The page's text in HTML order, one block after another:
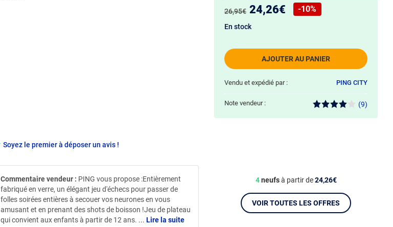
Soyez le premier à déposer un avis !
Commentaire vendeur : PING vous propose :Entièrement
fabriqué en verre, un élégant jeu d'échecs pour passer de
folles soirées entières à secouer vos neurones en vous
amusant et en prenant des shots de boisson !Jeu de plateau
qui convient aux enfants à partir de 12 ans. ... Lire la suite
Ancien prix :
26,95€ Nouveau prix :
24,26€
Réduction de :
-10%
AJOUTER AU PANIER
En stock
Vendu et expédié par : PING CITY
Note vendeur : (9)
4neufsà partir de24,26€
VOIR TOUTES LES OFFRES